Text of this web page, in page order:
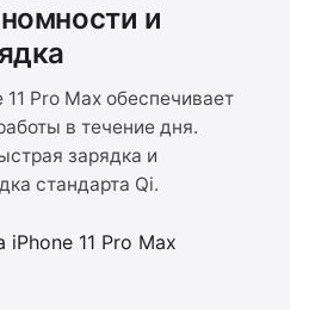
и
Pro Max обеспечивает
в течение дня.
зарядка и
стандарта Qi.